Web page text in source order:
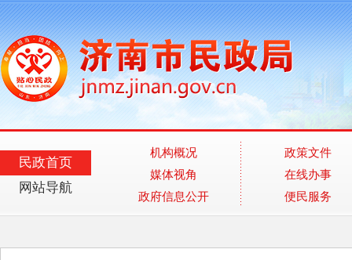
民政首页
网站导航
机构概况
媒体视角
政府信息公开
政策文件
在线办事
便民服务